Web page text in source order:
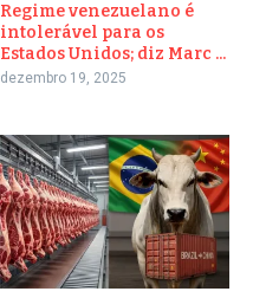
Regime venezuelano é
intolerável para os
Estados Unidos; diz Marc ...
dezembro 19, 2025